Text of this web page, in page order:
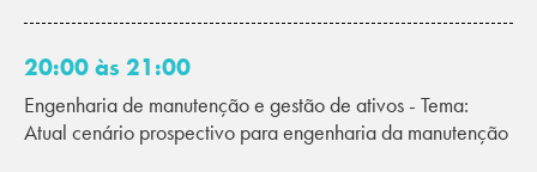
20:00 às 21:00
Engenharia de manutenção e gestão de ativos - Tema:
Atual cenário prospectivo para engenharia da manutenção